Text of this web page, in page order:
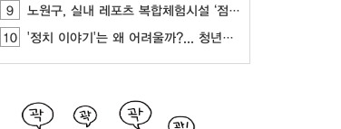
9 노원구, 실내 레포츠 복합체험시설 ‘점프’ 개관
10 '정치 이야기'는 왜 어려울까?... 청년들이 느끼는 정치 표현의 부담